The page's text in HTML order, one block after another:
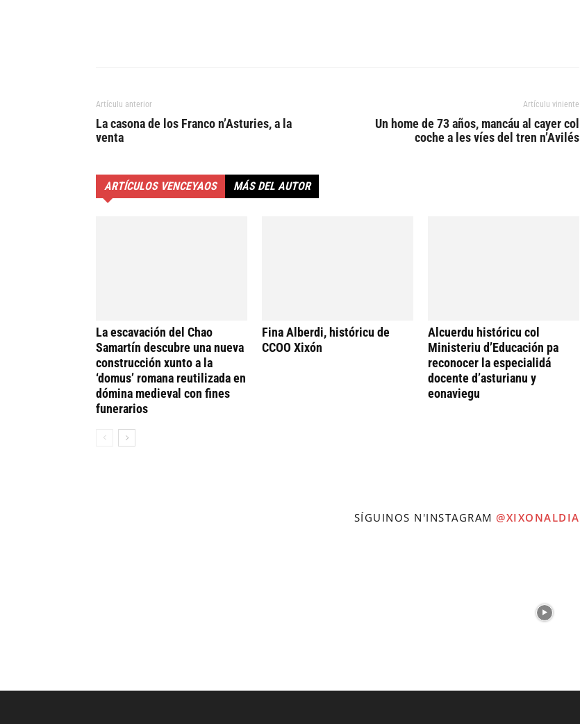
Artículu anterior
La casona de los Franco n’Asturies, a la
venta
Artículu viniente
Un home de 73 años, mancáu al cayer col
coche a les víes del tren n’Avilés
ARTÍCULOS VENCEYAOS MÁS DEL AUTOR
La escavación del Chao
Samartín descubre una nueva
construcción xunto a la
‘domus’ romana reutilizada en
dómina medieval con fines
funerarios
Fina Alberdi, históricu de
CCOO Xixón
Alcuerdu históricu col
Ministeriu d’Educación pa
reconocer la especialidá
docente d’asturianu y
eonaviegu
SÍGUINOS N'INSTAGRAM @XIXONALDIA